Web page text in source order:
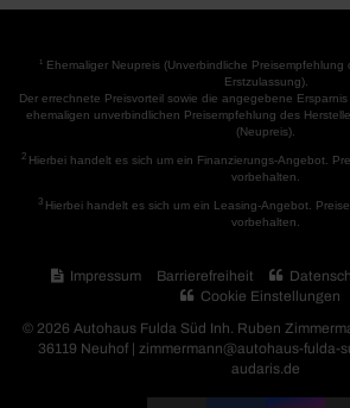
1Ehemaliger Neupreis (Unverbindliche Preisempfehlung
Erstzulassung).
Der errechnete Preisvorteil sowie die angegebene
ehemaligen unverbindlichen Preisempfehlung des
(Neupreis).
2 Hierbei handelt es sich um ein Finanzierungs-Angebot.
vorbehalten.
3 Hierbei handelt es sich um ein Leasing-Angebot.
vorbehalten.
Impressum Barrierefreiheit
Cookie Einstellungen
© 2026 Autohaus Fulda Süd Inh. Ruben
36119 Neuhof | zimmermann@autohaus-fulda-
audaris.de